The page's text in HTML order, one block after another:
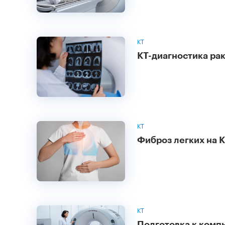
КТ
КТ-диагностика
КТ
Фиброз легких на
КТ